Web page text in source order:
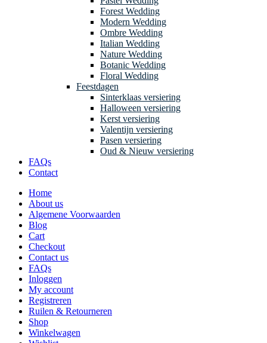
Forest Wedding
Modern Wedding
Ombre Wedding
Italian Wedding
Nature Wedding
Botanic Wedding
Floral Wedding
Feestdagen
Sinterklaas versiering
Halloween versiering
Kerst versiering
Valentijn versiering
Pasen versiering
Oud & Nieuw versiering
FAQs
Contact
Home
About us
Algemene Voorwaarden
Blog
Cart
Checkout
Contact us
FAQs
Inloggen
My account
Registreren
Ruilen & Retourneren
Shop
Winkelwagen